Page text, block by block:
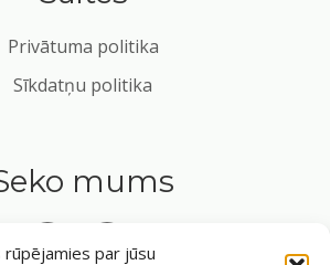
rūpējamies par jūsu
Privātuma politika
Sīkdatņu politika
mums